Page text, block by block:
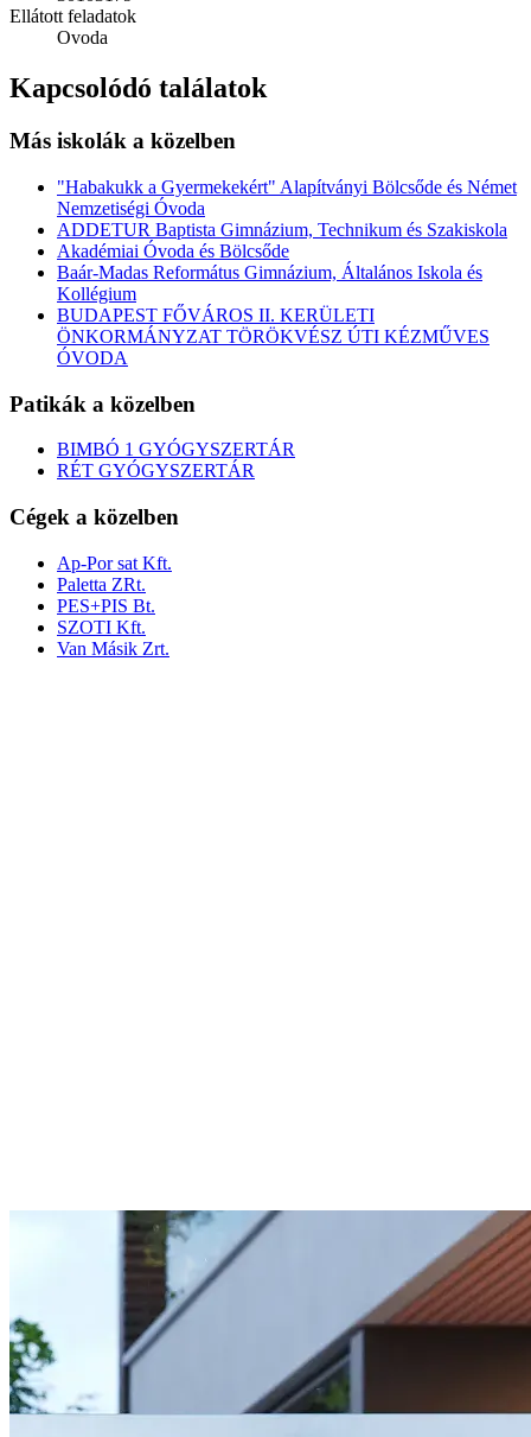
Ellátott feladatok
Ovoda
Kapcsolódó találatok
Más iskolák a közelben
"Habakukk a Gyermekekért" Alapítványi Bölcsőde és Német
Nemzetiségi Óvoda
ADDETUR Baptista Gimnázium, Technikum és Szakiskola
Akadémiai Óvoda és Bölcsőde
Baár-Madas Református Gimnázium, Általános Iskola és
Kollégium
BUDAPEST FŐVÁROS II. KERÜLETI
ÖNKORMÁNYZAT TÖRÖKVÉSZ ÚTI KÉZMŰVES
ÓVODA
Patikák a közelben
BIMBÓ 1 GYÓGYSZERTÁR
RÉT GYÓGYSZERTÁR
Cégek a közelben
Ap-Por sat Kft.
Paletta ZRt.
PES+PIS Bt.
SZOTI Kft.
Van Másik Zrt.